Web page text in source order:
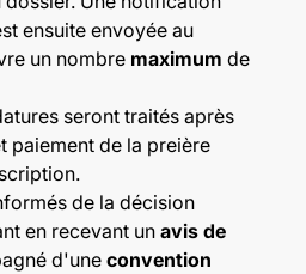
ensuite envoyée au
un nombre maximum de
seront traités après
paiement de la preière
de la décision
en recevant un avis de
d'une convention